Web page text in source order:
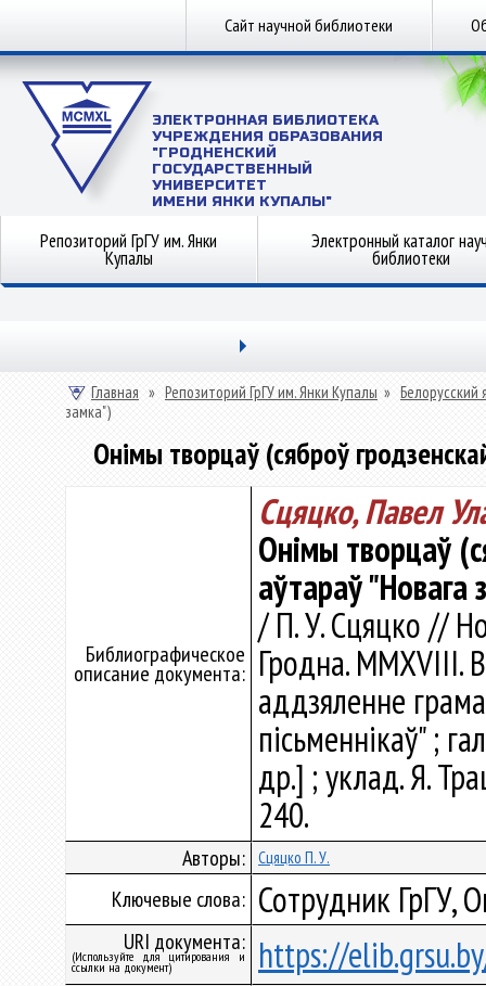
Сайт научной библиотеки
ЭЛЕКТРОННАЯ БИБЛИОТЕКА
УЧРЕЖДЕНИЯ ОБРАЗОВАНИЯ
"ГРОДНЕНСКИЙ
ГОСУДАРСТВЕННЫЙ
УНИВЕРСИТЕТ
ИМЕНИ ЯНКИ КУПАЛЫ"
Репозиторий ГрГУ им. Янки
Купалы
Электронный каталог
библиотеки
Главная » Репозиторий ГрГУ им. Янки Купалы » Белорусский
замка")
Онімы творцаў (сяброў
Библиографическое
описание документа:
Сцяцко, Павел
Онімы творцаў
аўтараў "Новага
/ П. У. Сцяцко //
Гродна. ММXVIII.
аддзяленне
пісьменнікаў" ;
др.] ; уклад. Я.
240.
Авторы: Сцяцко П. У.
Ключевые слова: Сотрудник ГрГУ,
URI документа:
(Используйте для цитирования и
ссылки на документ) https://